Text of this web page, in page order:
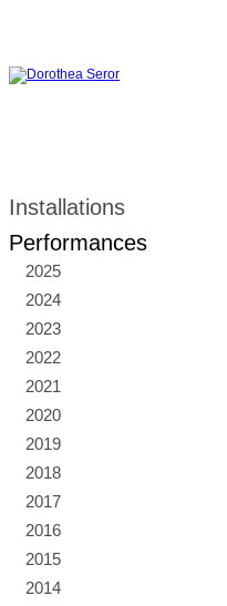
Installations
Performances
2025
2024
2023
2022
2021
2020
2019
2018
2017
2016
2015
2014